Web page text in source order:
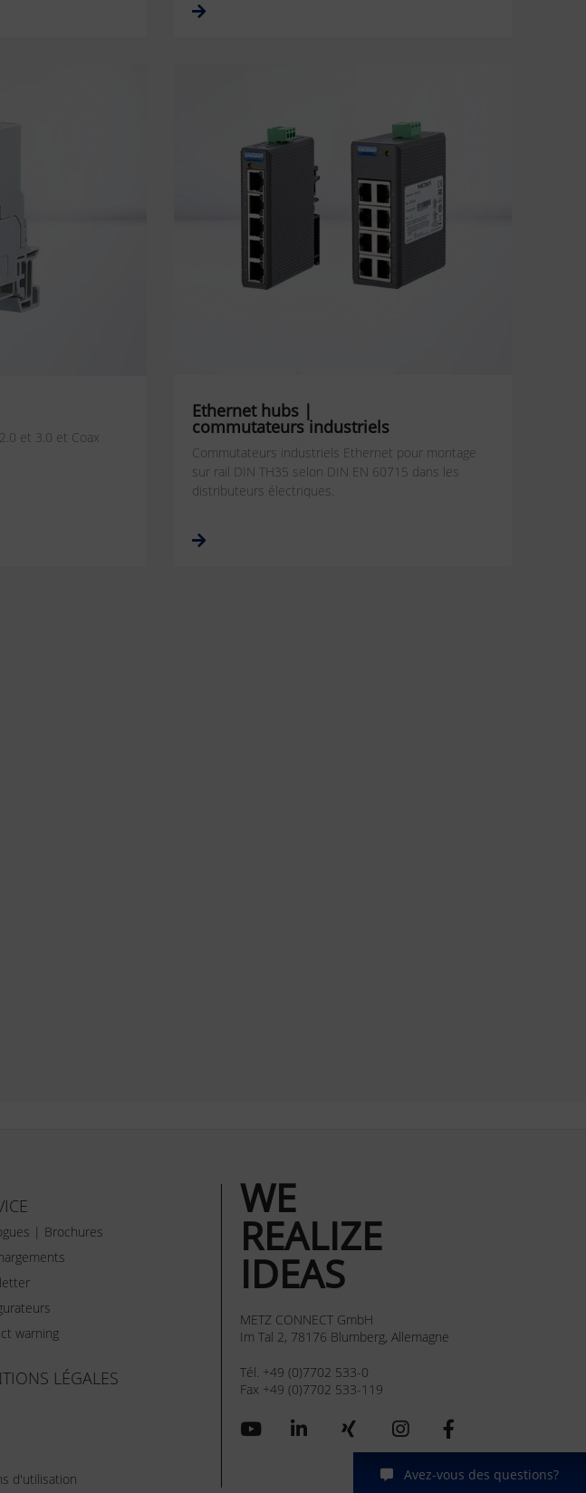
et 3.0 et Coax
Ethernet hubs |
commutateurs industriels
Commutateurs industriels Ethernet pour montage
sur rail DIN TH35 selon DIN EN 60715 dans les
distributeurs électriques.
| Brochures
warning
LÉGALES
d'utilisation
WE
REALIZE
IDEAS
METZ CONNECT GmbH
Im Tal 2, 78176 Blumberg, Allemagne
Tél. +49 (0)7702 533-0
Fax +49 (0)7702 533-119
Avez-vous des questions?